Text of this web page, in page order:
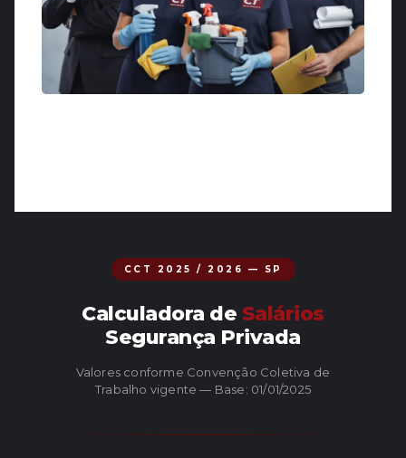
CCT 2025 / 2026 — SP
Calculadora de Salários
Segurança Privada
Valores conforme Convenção Coletiva de
Trabalho vigente — Base: 01/01/2025